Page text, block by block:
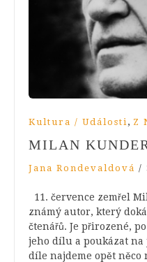
Kultura / Události , Z
MILAN
Jana Rondevaldová /
11. července zemřel
známý autor, který
čtenářů. Je přirozené,
jeho dílu a poukázat na
díle najdeme opět něco